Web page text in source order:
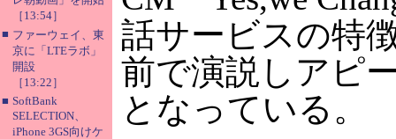
［13:54］
■ ファーウェイ、東
京に「LTEラボ」
開設
［13:22］
■ SoftBank
SELECTION、
iPhone 3GS向けケ
話サービスの特
前で演説しアピ
となっている。